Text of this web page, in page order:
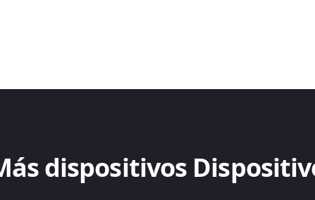
dispositivos